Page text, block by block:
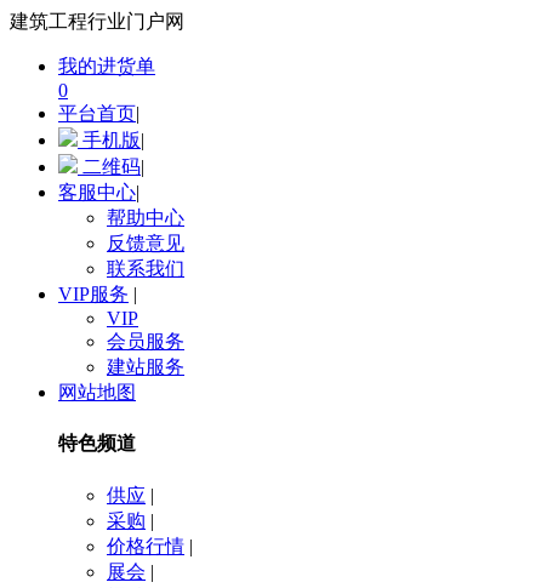
建筑工程行业门户网
我的进货单
0
平台首页|
手机版|
二维码|
客服中心|
帮助中心
反馈意见
联系我们
VIP服务 |
VIP
会员服务
建站服务
网站地图
特色频道
供应 |
采购 |
价格行情 |
展会 |